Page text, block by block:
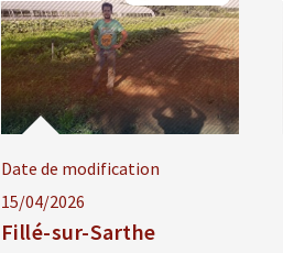
Date de modification
15/04/2026
Fillé-sur-Sarthe